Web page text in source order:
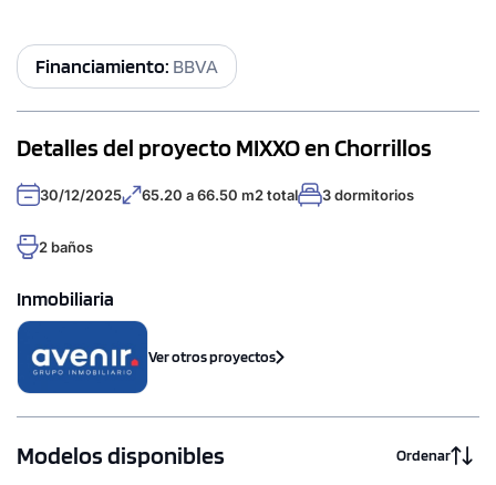
Financiamiento: BBVA
Detalles del proyecto MIXXO en Chorrillos
30/12/2025 65.20 a 66.50 m2 total 3 dormitorios
2 baños
Inmobiliaria
Ver otros proyectos
Modelos disponibles Ordenar